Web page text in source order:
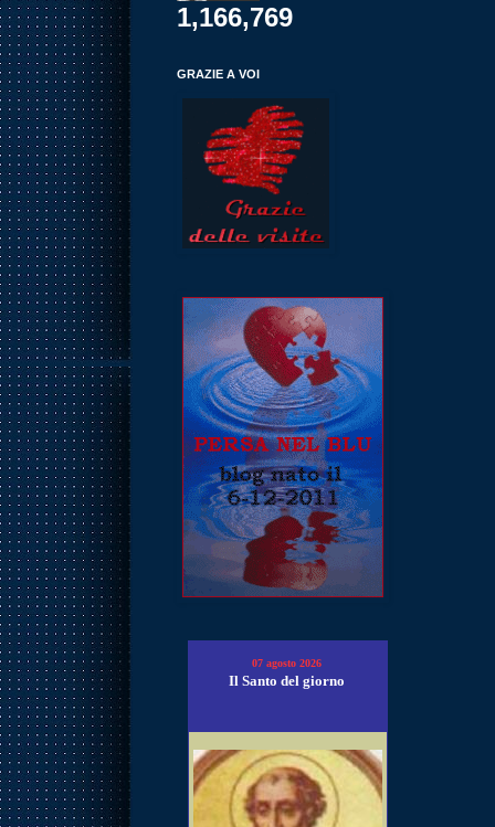
1,166,769
GRAZIE A VOI
07 agosto 2026
Il Santo del giorno